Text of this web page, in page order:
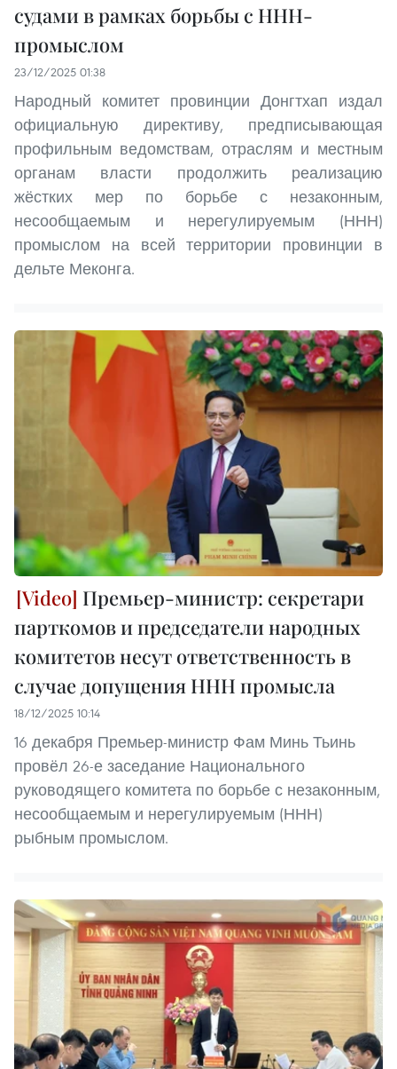
судами в рамках борьбы с ННН-
промыслом
23/12/2025 01:38
Народный комитет провинции Донгтхап издал
официальную директиву, предписывающая
профильным ведомствам, отраслям и местным
органам власти продолжить реализацию
жёстких мер по борьбе с незаконным,
несообщаемым и нерегулируемым (ННН)
промыслом на всей территории провинции в
дельте Меконга.
Премьер-министр: секретари
парткомов и председатели народных
комитетов несут ответственность в
случае допущения ННН промысла
18/12/2025 10:14
16 декабря Премьер-министр Фам Минь Тьинь
провёл 26-е заседание Национального
руководящего комитета по борьбе с незаконным,
несообщаемым и нерегулируемым (ННН)
рыбным промыслом.